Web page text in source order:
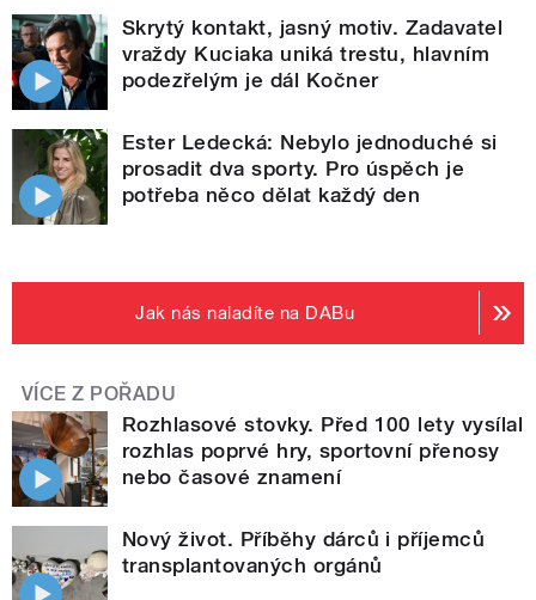
Skrytý kontakt, jasný motiv. Zadavatel
vraždy Kuciaka uniká trestu, hlavním
podezřelým je dál Kočner
Ester Ledecká: Nebylo jednoduché si
prosadit dva sporty. Pro úspěch je
potřeba něco dělat každý den
Jak nás naladíte na DABu
VÍCE Z POŘADU
Rozhlasové stovky. Před 100 lety vysílal
rozhlas poprvé hry, sportovní přenosy
nebo časové znamení
Nový život. Příběhy dárců i příjemců
transplantovaných orgánů